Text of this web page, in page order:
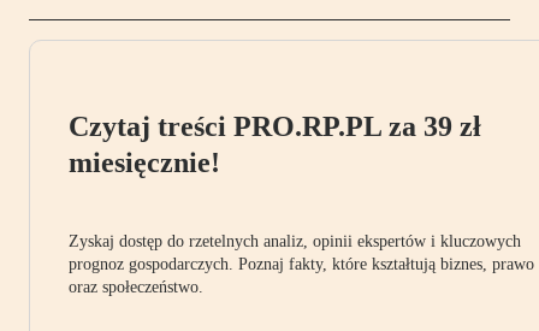
Czytaj treści PRO.RP.PL za 39 zł
miesięcznie!
Zyskaj dostęp do rzetelnych analiz, opinii ekspertów i kluczowych
prognoz gospodarczych. Poznaj fakty, które kształtują biznes, prawo
oraz społeczeństwo.